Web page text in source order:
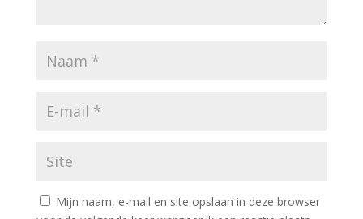
Mijn naam, e-mail en site opslaan in deze browser